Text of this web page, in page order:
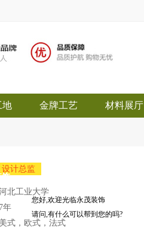
地 金牌工艺 材料展厅
设计总监
北工业大学
7年
美式，欧式，法式
饰
您好,欢迎光临永茂装饰
请问,有什么可以帮到您的吗?